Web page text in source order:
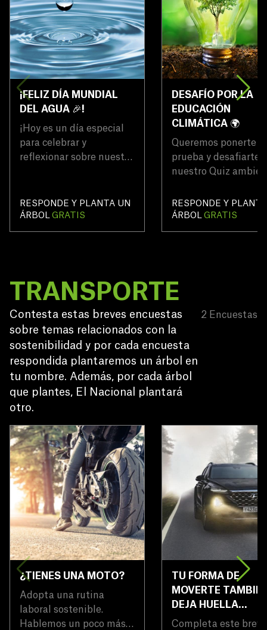
¡FELIZ DÍA MUNDIAL
DEL AGUA 🎉!
¡Hoy es un día especial
para celebrar y
reflexionar sobre nuestro
matutina hasta la
infusión antes de ir a
su valor y la necesidad
de conservarla? 🤔
¡Únete a nosotros
mientras reflexionamos
sobre su importancia y
planta un árbol al acabar
para contribuir a
preservar este valioso
RESPONDE Y PLANTA UN
ÁRBOL GRATIS
DESAFÍO POR LA
EDUCACIÓN
CLIMÁTICA 🌍
Queremos ponerte a
prueba y desafiarte
nuestro Quiz
sobre los temas que
caliente tienen a
RESPONDE Y
ÁRBOL GRATIS
TRANSPORTE
Contesta estas breves encuestas
sobre temas relacionados con la
sostenibilidad y por cada encuesta
respondida plantaremos un árbol en
tu nombre. Además, por cada árbol
que plantes, El Nacional plantará
otro.
2 Encuestas
¿TIENES UNA MOTO?
Adopta una rutina
laboral sostenible.
Hablemos un poco más
TU FORMA DE
MOVERTE
DEJA HUELLA…
Completa este breve